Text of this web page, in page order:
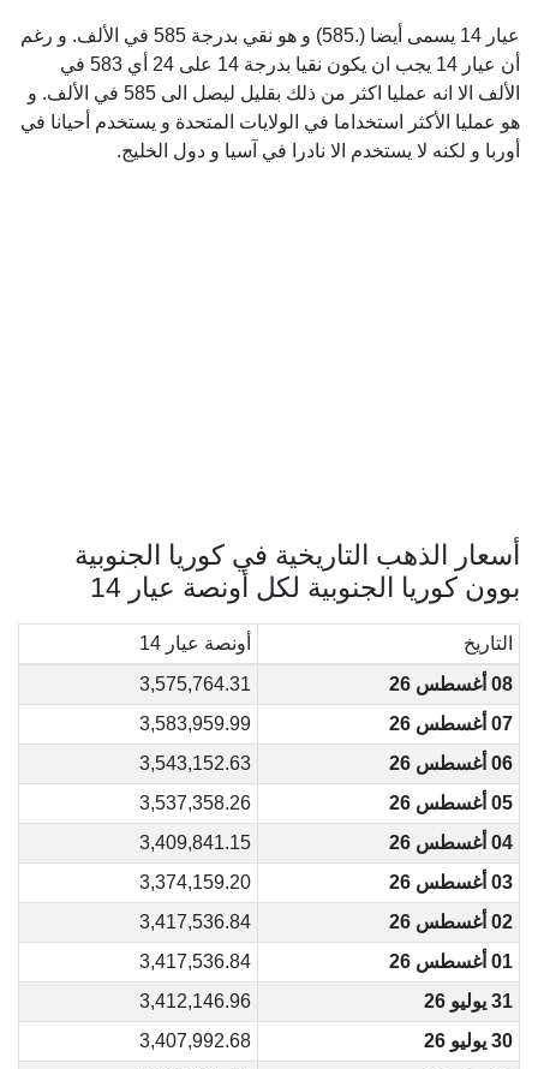
عيار 14 يسمى أيضا (.585) و هو نقي بدرجة 585 في الألف. و رغم
أن عيار 14 يجب ان يكون نقيا بدرجة 14 على 24 أي 583 في
الألف الا انه عمليا اكثر من ذلك بقليل ليصل الى 585 في الألف. و
هو عمليا الأكثر استخداما في الولايات المتحدة و يستخدم أحيانا في
أوربا و لكنه لا يستخدم الا نادرا في آسيا و دول الخليج.
أسعار الذهب التاريخية في كوريا الجنوبية
بوون كوريا الجنوبية لكل أونصة عيار 14
التاريخ
أونصة عيار 14
08 أغسطس 26
3,575,764.31
07 أغسطس 26
3,583,959.99
06 أغسطس 26
3,543,152.63
05 أغسطس 26
3,537,358.26
04 أغسطس 26
3,409,841.15
03 أغسطس 26
3,374,159.20
02 أغسطس 26
3,417,536.84
01 أغسطس 26
3,417,536.84
31 يوليو 26
3,412,146.96
30 يوليو 26
3,407,992.68